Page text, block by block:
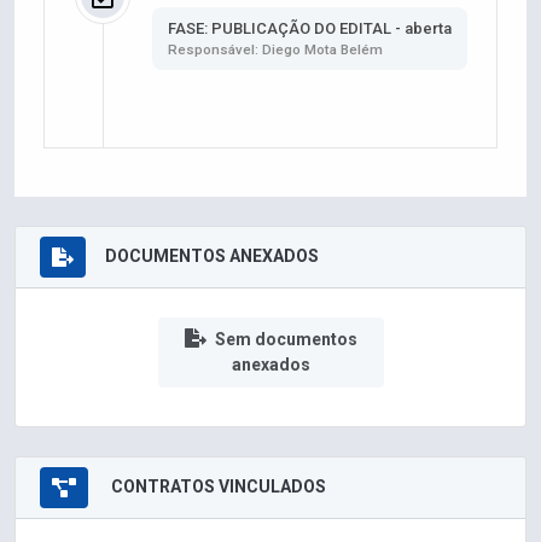
FASE: PUBLICAÇÃO DO EDITAL - aberta
Responsável: Diego Mota Belém
DOCUMENTOS ANEXADOS
Sem documentos
anexados
CONTRATOS VINCULADOS